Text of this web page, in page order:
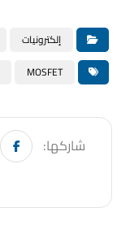
إلكترونيات
MOSFET